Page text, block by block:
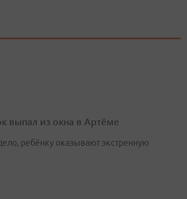
выпал из окна в Артёме
ребёнку оказывают экстренную